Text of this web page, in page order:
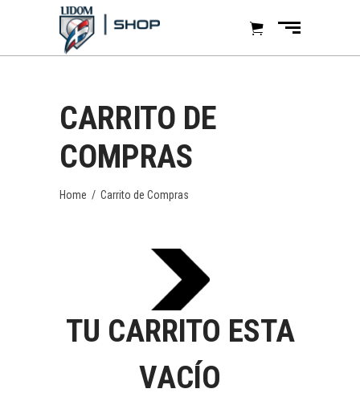
CARRITO DE
COMPRAS
Home / Carrito de Compras
TU CARRITO ESTA
VACÍO